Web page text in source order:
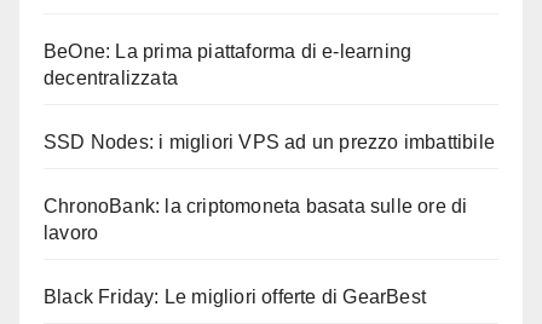
BeOne: La prima piattaforma di e-learning
decentralizzata
SSD Nodes: i migliori VPS ad un prezzo imbattibile
ChronoBank: la criptomoneta basata sulle ore di
lavoro
Black Friday: Le migliori offerte di GearBest